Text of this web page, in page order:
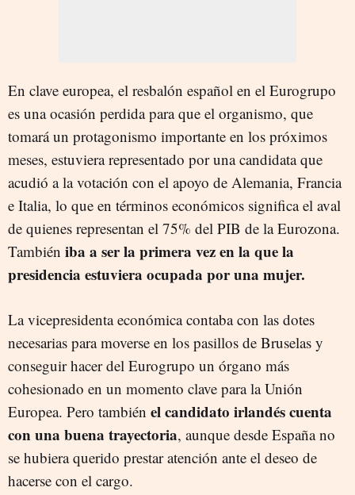
En clave europea, el resbalón español en el Eurogrupo
es una ocasión perdida para que el organismo, que
tomará un protagonismo importante en los próximos
meses, estuviera representado por una candidata que
acudió a la votación con el apoyo de Alemania, Francia
e Italia, lo que en términos económicos significa el aval
de quienes representan el 75% del PIB de la Eurozona.
También iba a ser la primera vez en la que la
presidencia estuviera ocupada por una mujer.
La vicepresidenta económica contaba con las dotes
necesarias para moverse en los pasillos de Bruselas y
conseguir hacer del Eurogrupo un órgano más
cohesionado en un momento clave para la Unión
Europea. Pero también el candidato irlandés cuenta
con una buena trayectoria, aunque desde España no
se hubiera querido prestar atención ante el deseo de
hacerse con el cargo.